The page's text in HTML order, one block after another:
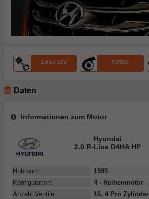
2.0 L4 16V TURBO
Daten
Informationen zum Motor
Hyundai
2.0 R-Line D4HA HP
Hubraum: 1995
Konfiguration:
4 - Reihenmotor
Anzahl Ventile:
16, 4 Pro Zylinder